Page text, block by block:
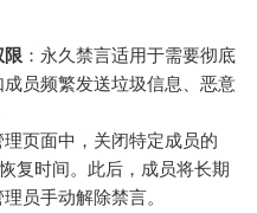
限 ：永久禁言适用于需要彻底
员频繁发送垃圾信息、恶意
页面中，关闭特定成员的
复时间。此后，成员将长期
员手动解除禁言。